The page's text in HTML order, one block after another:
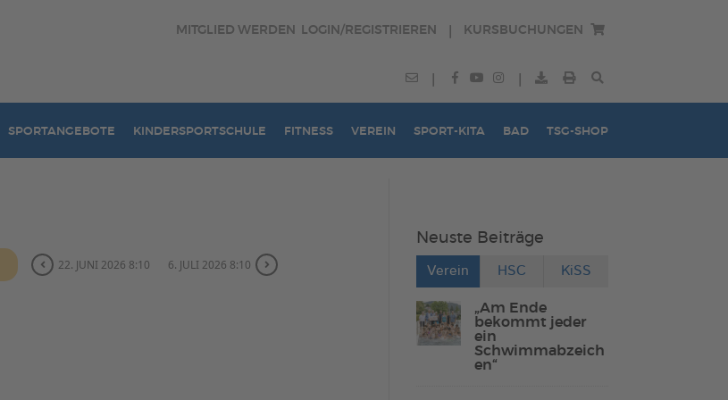
MITGLIED WERDEN LOGIN/REGISTRIEREN KURSBUCHUNGEN
SPORTANGEBOTE KINDERSPORTSCHULE FITNESS VEREIN SPORT-KITA BAD TSG-SHOP
22. JUNI 2026 8:10 6. JULI 2026 8:10
Neuste Beiträge
Verein HSC KiSS
„Am Ende
bekommt jeder
ein
Schwimmabzeich
en“